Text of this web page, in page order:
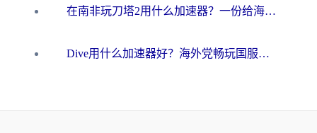
在南非玩刀塔2用什么加速器？一份给海外游子的终极生存指南
Dive用什么加速器好？海外党畅玩国服游戏的终极避坑指南